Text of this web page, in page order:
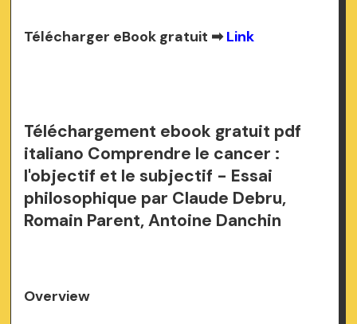
Télécharger eBook gratuit ➡Link
Téléchargement ebook gratuit pdf
italiano Comprendre le cancer :
l'objectif et le subjectif - Essai
philosophique par Claude Debru,
Romain Parent, Antoine Danchin
Overview